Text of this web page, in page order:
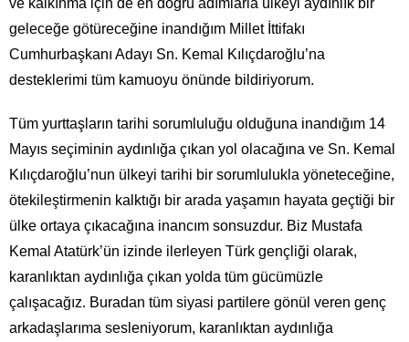
ve kalkınma için de en doğru adımlarla ülkeyi aydınlık bir
geleceğe götüreceğine inandığım Millet İttifakı
Cumhurbaşkanı Adayı Sn. Kemal Kılıçdaroğlu’na
desteklerimi tüm kamuoyu önünde bildiriyorum.
Tüm yurttaşların tarihi sorumluluğu olduğuna inandığım 14
Mayıs seçiminin aydınlığa çıkan yol olacağına ve Sn. Kemal
Kılıçdaroğlu’nun ülkeyi tarihi bir sorumlulukla yöneteceğine,
ötekileştirmenin kalktığı bir arada yaşamın hayata geçtiği bir
ülke ortaya çıkacağına inancım sonsuzdur. Biz Mustafa
Kemal Atatürk’ün izinde ilerleyen Türk gençliği olarak,
karanlıktan aydınlığa çıkan yolda tüm gücümüzle
çalışacağız. Buradan tüm siyasi partilere gönül veren genç
arkadaşlarıma sesleniyorum, karanlıktan aydınlığa